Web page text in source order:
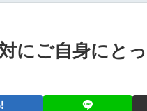
にご自身にと